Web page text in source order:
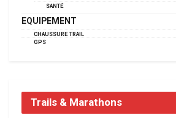
SANTÉ
EQUIPEMENT
CHAUSSURE TRAIL
GPS
Trails & Marathons